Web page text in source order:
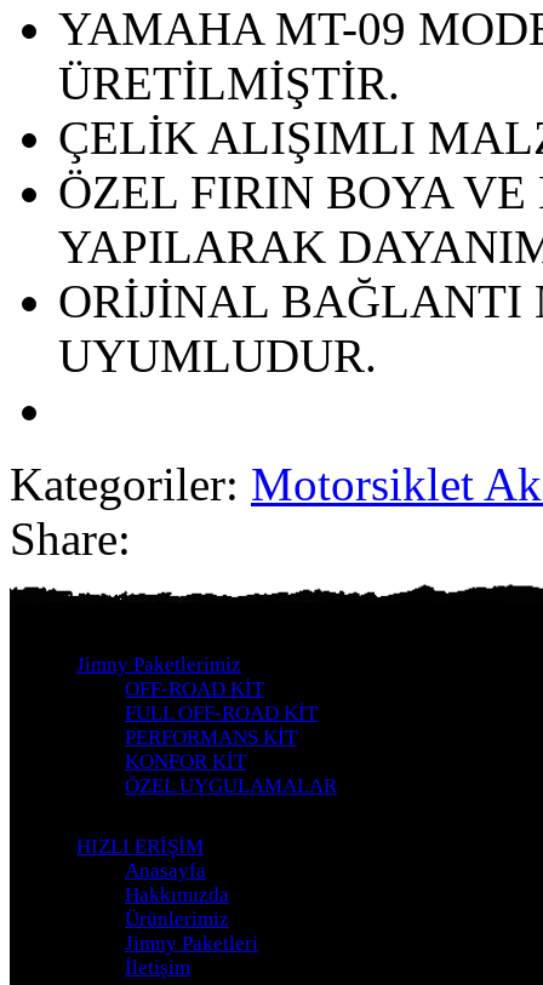
YAMAHA MT-09
ÜRETİLMİŞTİR.
ÇELİK ALIŞIMLI
ÖZEL FIRIN BOYA
YAPILARAK
ORİJİNAL BAĞLANTI
UYUMLUDUR.
Kategoriler: Motorsiklet
Share:
Jimny Paketlerimiz
OFF-ROAD KİT
FULL OFF-ROAD KİT
PERFORMANS KİT
KONFOR KİT
ÖZEL UYGULAMALAR
HIZLI ERİŞİM
Anasayfa
Hakkımızda
Ürünlerimiz
Jimny Paketleri
İletişim